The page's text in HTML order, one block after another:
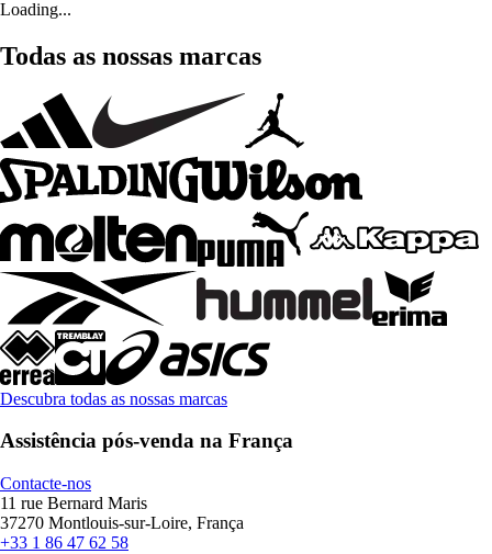
Loading...
Todas as nossas marcas
Descubra todas as nossas marcas
Assistência pós-venda na França
Contacte-nos
11 rue Bernard Maris
37270 Montlouis-sur-Loire, França
+33 1 86 47 62 58